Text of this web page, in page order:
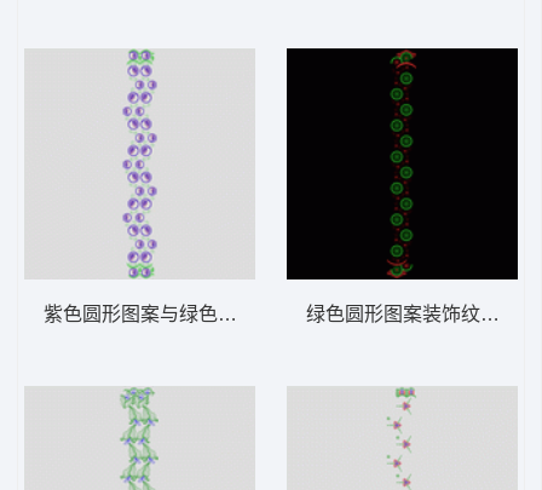
紫色圆形图案与绿色叶子装饰 窗帘绿色圆形图案装饰纹样 窗帘